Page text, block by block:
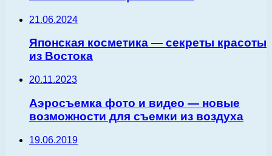
21.06.2024
Японская косметика — секреты красоты
из Востока
20.11.2023
Аэросъемка фото и видео — новые
возможности для съемки из воздуха
19.06.2019